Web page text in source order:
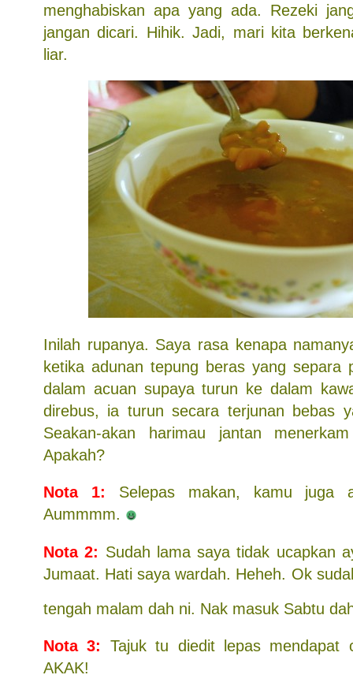
menghabiskan apa yang ada. Rezeki
jangan dicari. Hihik. Jadi, mari kita
liar.
Inilah rupanya. Saya rasa kenapa
ketika adunan tepung beras yang separa
dalam acuan supaya turun ke dalam
direbus, ia turun secara terjunan bebas
Seakan-akan harimau jantan
Apakah?
Nota 1: Selepas makan, kamu juga
Aummmm.
Nota 2: Sudah lama saya tidak ucapkan
Jumaat. Hati saya wardah. Heheh. Ok
tengah malam dah ni. Nak masuk Sabtu
Nota 3:
Tajuk tu diedit lepas mendapat
AKAK!